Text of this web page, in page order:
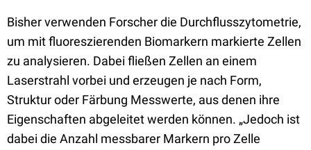
Bisher verwenden Forscher die Durchflusszytometrie,
um mit fluoreszierenden Biomarkern markierte Zellen
zu analysieren. Dabei fließen Zellen an einem
Laserstrahl vorbei und erzeugen je nach Form,
Struktur oder Färbung Messwerte, aus denen ihre
Eigenschaften abgeleitet werden können. „Jedoch ist
dabei die Anzahl messbarer Markern pro Zelle